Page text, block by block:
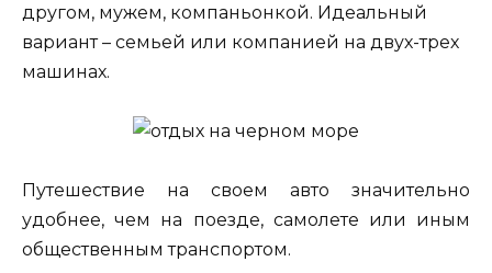
другом, мужем, компаньонкой. Идеальный
вариант – семьей или компанией на двух-трех
машинах.
Путешествие на своем авто значительно
удобнее, чем на поезде, самолете или иным
общественным транспортом.